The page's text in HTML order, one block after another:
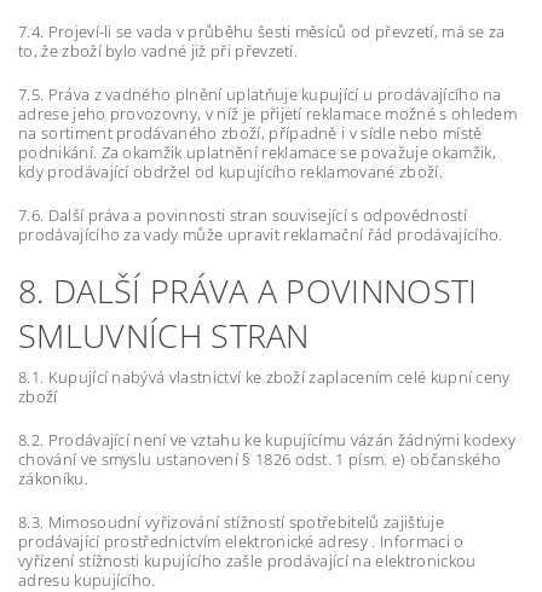
7.4. Projeví-li se vada v průběhu šesti měsíců od převzetí, má se za
to, že zboží bylo vadné již při převzetí.
7.5. Práva z vadného plnění uplatňuje kupující u prodávajícího na
adrese jeho provozovny, v níž je přijetí reklamace možné s ohledem
na sortiment prodávaného zboží, případně i v sídle nebo místě
podnikání. Za okamžik uplatnění reklamace se považuje okamžik,
kdy prodávající obdržel od kupujícího reklamované zboží.
7.6. Další práva a povinnosti stran související s odpovědností
prodávajícího za vady může upravit reklamační řád prodávajícího.
8. DALŠÍ PRÁVA A POVINNOSTI
SMLUVNÍCH STRAN
8.1. Kupující nabývá vlastnictví ke zboží zaplacením celé kupní ceny
zboží
8.2. Prodávající není ve vztahu ke kupujícímu vázán žádnými kodexy
chování ve smyslu ustanovení § 1826 odst. 1 písm. e) občanského
zákoníku.
8.3. Mimosoudní vyřizování stížností spotřebitelů zajišťuje
prodávající prostřednictvím elektronické adresy . Informaci o
vyřízení stížnosti kupujícího zašle prodávající na elektronickou
adresu kupujícího.